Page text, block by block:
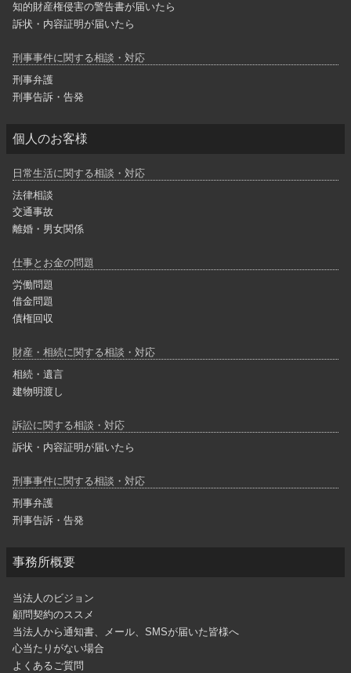
知的財産権侵害の警告書が届いたら
訴状・内容証明が届いたら
刑事事件に関する相談・対応
刑事弁護
刑事告訴・告発
個人のお客様
日常生活に関する相談・対応
法律相談
交通事故
離婚・男女関係
仕事とお金の問題
労働問題
借金問題
債権回収
財産・相続に関する相談・対応
相続・遺言
建物明渡し
訴訟に関する相談・対応
訴状・内容証明が届いたら
刑事事件に関する相談・対応
刑事弁護
刑事告訴・告発
事務所概要
当法人のビジョン
顧問契約のススメ
当法人から通知書、メール、SMSが届いた皆様へ
心当たりがない場合
よくあるご質問